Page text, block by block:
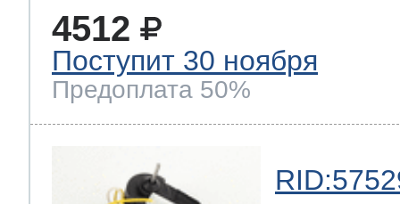
4512
Поступит 30 ноября
Предоплата 50%